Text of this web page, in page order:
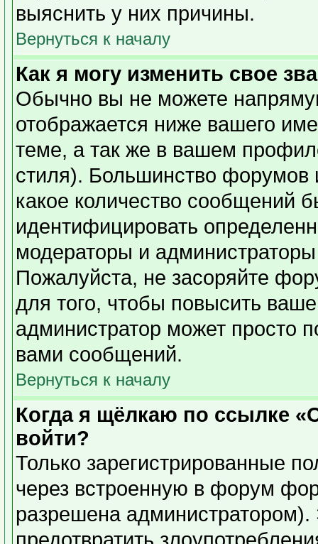
выяснить у них причины.
Вернуться к началу
Как я могу изменить свое
Обычно вы не можете
отображается ниже вашего
теме, а так же в вашем
стиля). Большинство форумов
какое количество сообщений
идентифицировать
модераторы и
Пожалуйста, не засоряйте
для того, чтобы повысить
администратор может просто
вами сообщений.
Вернуться к началу
Когда я щёлкаю по ссылке
войти?
Только зарегистрированные
через встроенную в форум
разрешена